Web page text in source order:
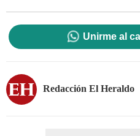
Unirme al
Redacción El Heraldo